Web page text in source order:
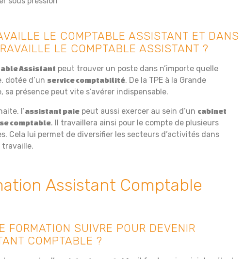
LE COMPTABLE ASSISTANT ET DANS
LE COMPTABLE ASSISTANT ?
Assistant peut trouver un poste dans n’importe quelle
dotée d’un service comptabilité. De la TPE à la Grande
sa présence peut vite s’avérer indispensable.
l’assistant paie peut aussi exercer au sein d’un cabinet
comptable. Il travaillera ainsi pour le compte de plusieurs
Cela lui permet de diversifier les secteurs d’activités dans
travaille.
Assistant Comptable
FORMATION SUIVRE POUR DEVENIR
COMPTABLE ?